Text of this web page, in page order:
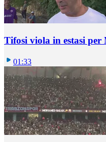
Tifosi viola in estasi per
01:33